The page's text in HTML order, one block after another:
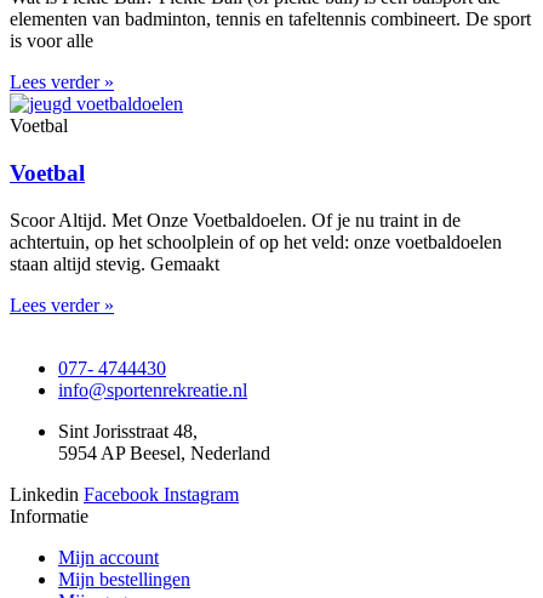
elementen van badminton, tennis en tafeltennis combineert. De sport
is voor alle
Lees verder »
Voetbal
Voetbal
Scoor Altijd. Met Onze Voetbaldoelen. Of je nu traint in de
achtertuin, op het schoolplein of op het veld: onze voetbaldoelen
staan altijd stevig. Gemaakt
Lees verder »
077- 4744430
info@sportenrekreatie.nl
Sint Jorisstraat 48,
5954 AP Beesel, Nederland
Linkedin Facebook Instagram
Informatie
Mijn account
Mijn bestellingen